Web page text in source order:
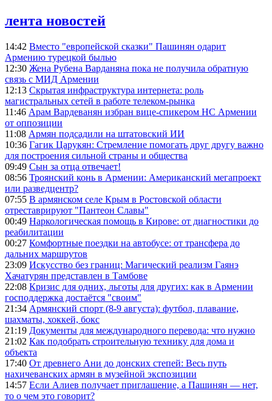
лента новостей
14:42 Вместо "европейской сказки" Пашинян одарит
Армению турецкой былью
12:30 Жена Рубена Варданяна пока не получила обратную
связь с МИД Армении
12:13 Скрытая инфраструктура интернета: роль
магистральных сетей в работе телеком-рынка
11:46 Арам Вардеванян избран вице-спикером НС Армении
от оппозиции
11:08 Армян подсадили на штатовский ИИ
10:36 Гагик Царукян: Стремление помогать друг другу важно
для построения сильной страны и общества
09:49 Сын за отца отвечает!
08:56 Троянский конь в Армении: Американский мегапроект
или разведцентр?
07:55 В армянском селе Крым в Ростовской области
отреставрируют "Пантеон Славы"
00:49 Наркологическая помощь в Кирове: от диагностики до
реабилитации
00:27 Комфортные поездки на автобусе: от трансфера до
дальних маршрутов
23:09 Искусство без границ: Магический реализм Гаянэ
Хачатурян представлен в Тамбове
22:08 Кризис для одних, льготы для других: как в Армении
господдержка достаётся "своим"
21:34 Армянский спорт (8-9 августа): футбол, плавание,
шахматы, хоккей, бокс
21:19 Документы для международного перевода: что нужно
21:02 Как подобрать строительную технику для дома и
объекта
17:40 От древнего Ани до донских степей: Весь путь
нахичеванских армян в музейной экспозиции
14:57 Если Алиев получает приглашение, а Пашинян — нет,
то о чем это говорит?